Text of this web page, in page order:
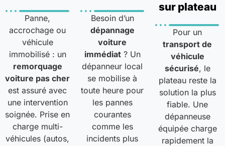
Panne,
accrochage ou
véhicule
immobilisé : un
remorquage
voiture pas cher
est assuré avec
une intervention
soignée. Prise en
charge multi-
véhicules (autos,
Besoin d’un
dépannage
voiture
immédiat? Un
dépanneur local
se mobilise à
toute heure pour
les pannes
courantes
comme les
incidents plus
sur plateau
Pour un
transport de
véhicule
sécurisé, le
plateau reste la
solution la plus
fiable. Une
dépanneuse
équipée charge
rapidement la